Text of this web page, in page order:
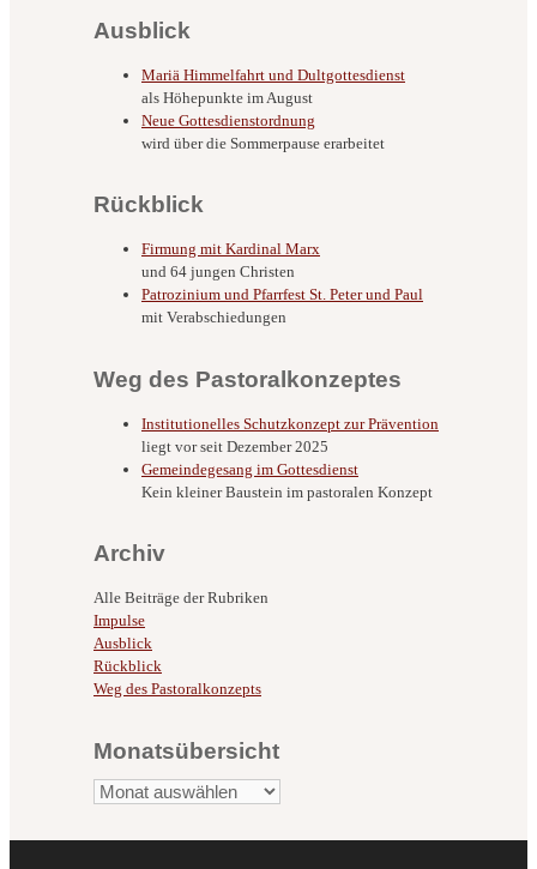
Ausblick
Mariä Himmelfahrt und Dultgottesdienst
als Höhepunkte im August
Neue Gottesdienstordnung
wird über die Sommerpause erarbeitet
Rückblick
Firmung mit Kardinal Marx
und 64 jungen Christen
Patrozinium und Pfarrfest St. Peter und Paul
mit Verabschiedungen
Weg des Pastoralkonzeptes
Institutionelles Schutzkonzept zur Prävention
liegt vor seit Dezember 2025
Gemeindegesang im Gottesdienst
Kein kleiner Baustein im pastoralen Konzept
Archiv
Alle Beiträge der Rubriken
Impulse
Ausblick
Rückblick
Weg des Pastoralkonzepts
Monatsübersicht
Monatsübersicht